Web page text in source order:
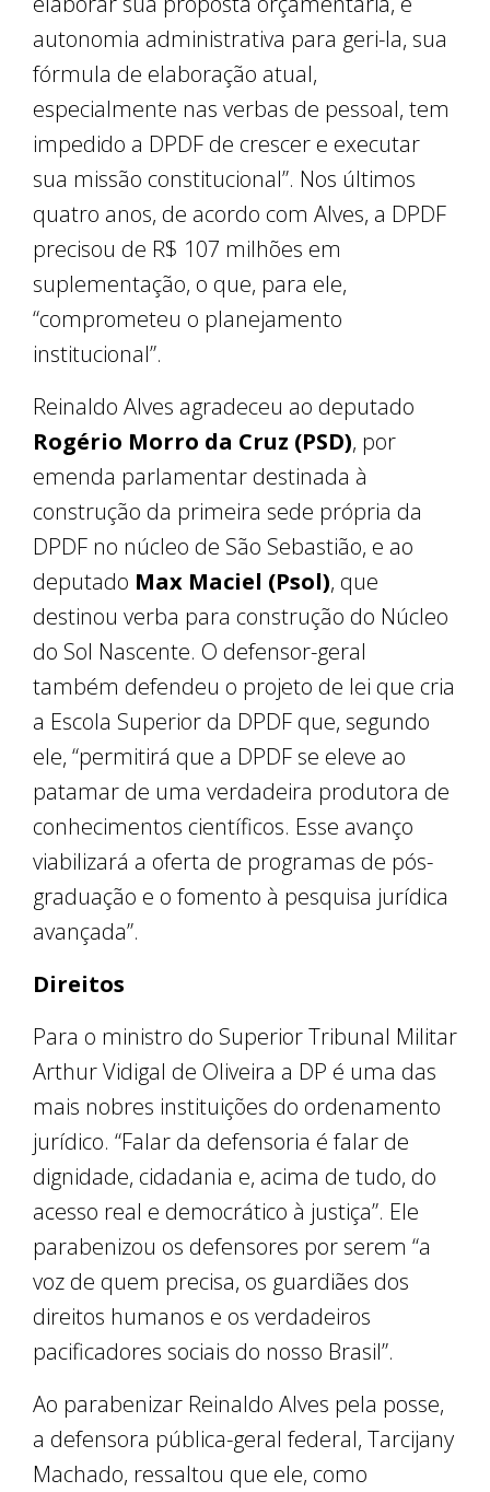
autonomia administrativa para geri-la, sua
fórmula de elaboração atual,
especialmente nas verbas de pessoal, tem
impedido a DPDF de crescer e executar
sua missão constitucional”. Nos últimos
quatro anos, de acordo com Alves, a DPDF
precisou de R$ 107 milhões em
suplementação, o que, para ele,
“comprometeu o planejamento
institucional”.
Reinaldo Alves agradeceu ao deputado
Rogério Morro da Cruz (PSD), por
emenda parlamentar destinada à
construção da primeira sede própria da
DPDF no núcleo de São Sebastião, e ao
deputado Max Maciel (Psol), que
destinou verba para construção do Núcleo
do Sol Nascente. O defensor-geral
também defendeu o projeto de lei que cria
a Escola Superior da DPDF que, segundo
ele, “permitirá que a DPDF se eleve ao
patamar de uma verdadeira produtora de
conhecimentos científicos. Esse avanço
viabilizará a oferta de programas de pós-
graduação e o fomento à pesquisa jurídica
avançada”.
Direitos
Para o ministro do Superior Tribunal Militar
Arthur Vidigal de Oliveira a DP é uma das
mais nobres instituições do ordenamento
jurídico. “Falar da defensoria é falar de
dignidade, cidadania e, acima de tudo, do
acesso real e democrático à justiça”. Ele
parabenizou os defensores por serem “a
voz de quem precisa, os guardiães dos
direitos humanos e os verdadeiros
pacificadores sociais do nosso Brasil”.
Ao parabenizar Reinaldo Alves pela posse,
a defensora pública-geral federal, Tarcijany
Machado, ressaltou que ele, como